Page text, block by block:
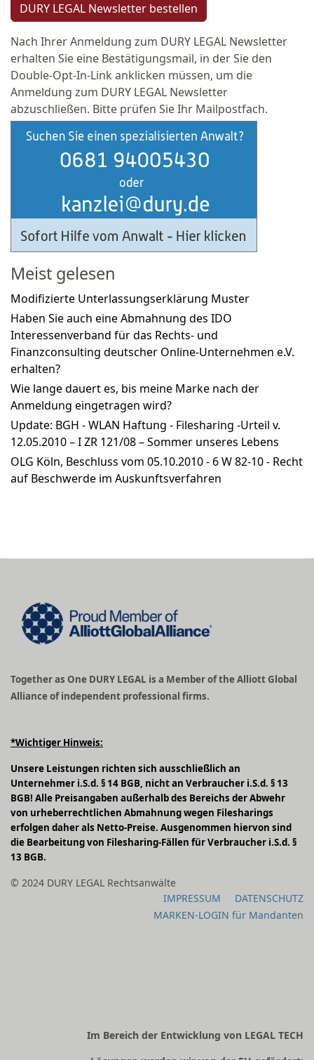
DURY LEGAL Newsletter bestellen
Nach Ihrer Anmeldung zum DURY LEGAL Newsletter
erhalten Sie eine Bestätigungsmail, in der Sie den
Double-Opt-In-Link anklicken müssen, um die
Anmeldung zum DURY LEGAL Newsletter
abzuschließen. Bitte prüfen Sie Ihr Mailpostfach.
Meist gelesen
Modifizierte Unterlassungserklärung Muster
Haben Sie auch eine Abmahnung des IDO
Interessenverband für das Rechts- und
Finanzconsulting deutscher Online-Unternehmen e.V.
erhalten?
Wie lange dauert es, bis meine Marke nach der
Anmeldung eingetragen wird?
Update: BGH - WLAN Haftung - Filesharing -Urteil v.
12.05.2010 – I ZR 121/08 – Sommer unseres Lebens
OLG Köln, Beschluss vom 05.10.2010 - 6 W 82-10 - Recht
auf Beschwerde im Auskunftsverfahren
Together as One DURY LEGAL is a Member of the Alliott Global
Alliance of independent professional firms.
*Wichtiger Hinweis:
Unsere Leistungen richten sich ausschließlich an
Unternehmer i.S.d. § 14 BGB, nicht an Verbraucher i.S.d. § 13
BGB! Alle Preisangaben außerhalb des Bereichs der Abwehr
von urheberrechtlichen Abmahnung wegen Filesharings
erfolgen daher als Netto-Preise. Ausgenommen hiervon sind
die Bearbeitung von Filesharing-Fällen für Verbraucher i.S.d. §
13 BGB.
© 2024 DURY LEGAL Rechtsanwälte
IMPRESSUM
DATENSCHUTZ
MARKEN-LOGIN für Mandanten
Im Bereich der Entwicklung von LEGAL TECH